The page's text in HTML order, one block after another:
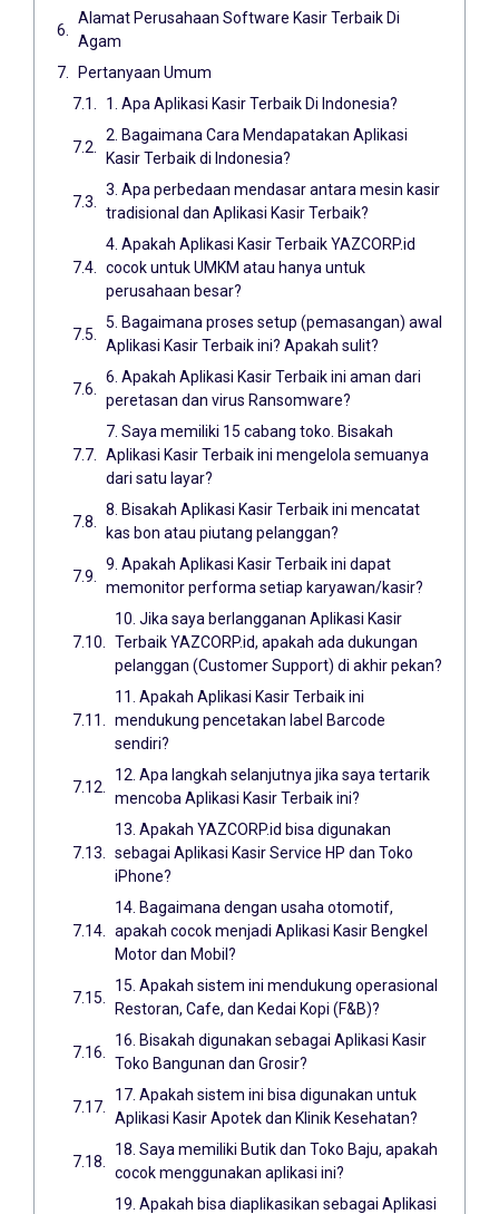
Alamat Perusahaan Software Kasir Terbaik Di
Agam
Pertanyaan Umum
1. Apa Aplikasi Kasir Terbaik Di Indonesia?
2. Bagaimana Cara Mendapatakan Aplikasi
Kasir Terbaik di Indonesia?
3. Apa perbedaan mendasar antara mesin kasir
tradisional dan Aplikasi Kasir Terbaik?
4. Apakah Aplikasi Kasir Terbaik YAZCORP.id
cocok untuk UMKM atau hanya untuk
perusahaan besar?
5. Bagaimana proses setup (pemasangan) awal
Aplikasi Kasir Terbaik ini? Apakah sulit?
6. Apakah Aplikasi Kasir Terbaik ini aman dari
peretasan dan virus Ransomware?
7. Saya memiliki 15 cabang toko. Bisakah
Aplikasi Kasir Terbaik ini mengelola semuanya
dari satu layar?
8. Bisakah Aplikasi Kasir Terbaik ini mencatat
kas bon atau piutang pelanggan?
9. Apakah Aplikasi Kasir Terbaik ini dapat
memonitor performa setiap karyawan/kasir?
10. Jika saya berlangganan Aplikasi Kasir
Terbaik YAZCORP.id, apakah ada dukungan
pelanggan (Customer Support) di akhir pekan?
11. Apakah Aplikasi Kasir Terbaik ini
mendukung pencetakan label Barcode
sendiri?
12. Apa langkah selanjutnya jika saya tertarik
mencoba Aplikasi Kasir Terbaik ini?
13. Apakah YAZCORP.id bisa digunakan
sebagai Aplikasi Kasir Service HP dan Toko
iPhone?
14. Bagaimana dengan usaha otomotif,
apakah cocok menjadi Aplikasi Kasir Bengkel
Motor dan Mobil?
15. Apakah sistem ini mendukung operasional
Restoran, Cafe, dan Kedai Kopi (F&B)?
16. Bisakah digunakan sebagai Aplikasi Kasir
Toko Bangunan dan Grosir?
17. Apakah sistem ini bisa digunakan untuk
Aplikasi Kasir Apotek dan Klinik Kesehatan?
18. Saya memiliki Butik dan Toko Baju, apakah
cocok menggunakan aplikasi ini?
19. Apakah bisa diaplikasikan sebagai Aplikasi